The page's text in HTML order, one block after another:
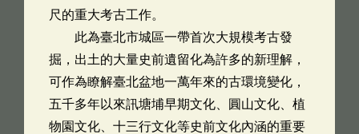
尺的重大考古工作。
此為臺北市城區一帶首次大規模考古發
掘，出土的大量史前遺留化為許多的新理解，
可作為瞭解臺北盆地一萬年來的古環境變化，
五千多年以來訊塘埔早期文化、圓山文化、植
物園文化、十三行文化等史前文化內涵的重要